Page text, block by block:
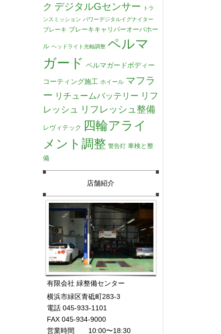
ク デジタルGセンサー
トラ
ンスミッション パワーデジタルイグナイター
ブレーキ ブレーキキャリパーオーバホー
ル ヘッドライト光軸調整 ペルマ
ガード ペルマガードボディー
コーティング施工 ホイール マフラ
ー リチュームバッテリー リフ
レッシュ
リフレッシュ整備
レヴィテック 四輪アライ
メント調整 警告灯 車検と整
備
店舗紹介
有限会社 緑整備センター
横浜市緑区青砥町283-3
電話 045-933-1101
FAX 045-934-9000
営業時間 10:00〜18:30